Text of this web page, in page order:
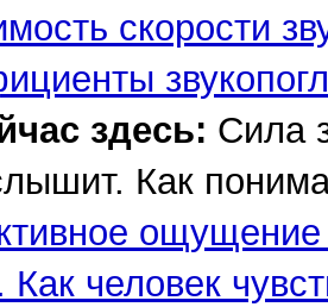
скорости
здесь: Сила
Как
ощущение
Как человек